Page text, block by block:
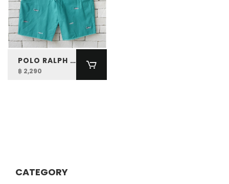
POLO RALPH LAUREN BOYS SHARK STRETCH CHINO SHORT
฿ 2,290
CATEGORY